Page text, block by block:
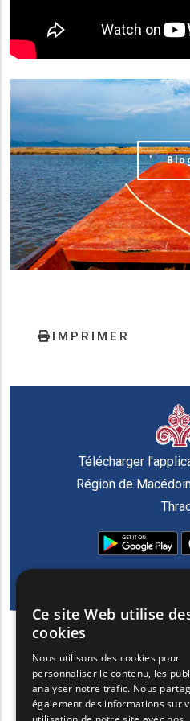
IMPRIMER
Télécharger
Région de
Ce site Web utilise
cookies
Nous utilisons des cookies pour
personnaliser le contenu, les
analyser notre trafic. Nous
également des informations sur